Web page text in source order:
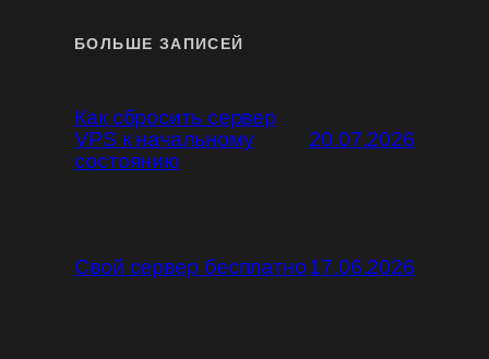
БОЛЬШЕ ЗАПИСЕЙ
Как сбросить сервер
VPS к начальному
состоянию
20.07.2026
Свой сервер бесплатно17.06.2026